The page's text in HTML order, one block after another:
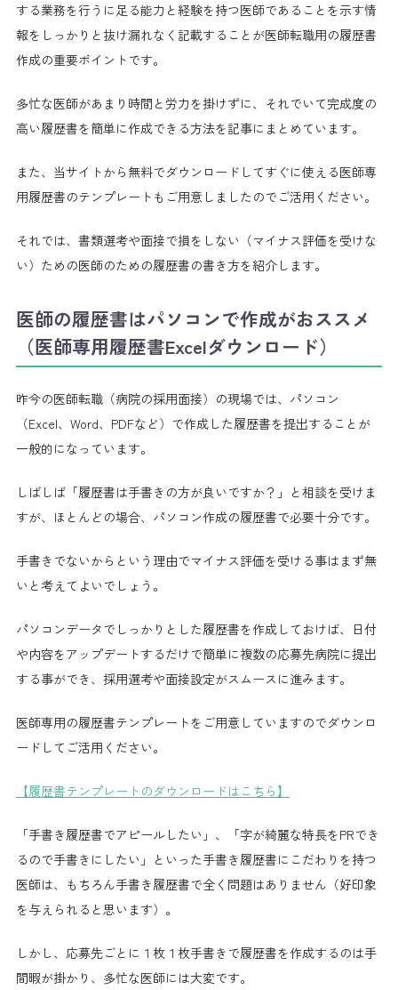
する業務を行うに足る能力と経験を持つ医師であることを示す情
報をしっかりと抜け漏れなく記載することが医師転職用の履歴書
作成の重要ポイントです。
多忙な医師があまり時間と労力を掛けずに、それでいて完成度の
高い履歴書を簡単に作成できる方法を記事にまとめています。
また、当サイトから無料でダウンロードしてすぐに使える医師専
用履歴書のテンプレートもご用意しましたのでご活用ください。
それでは、書類選考や面接で損をしない（マイナス評価を受けな
い）ための医師のための履歴書の書き方を紹介します。
医師の履歴書はパソコンで作成がおススメ
（医師専用履歴書Excelダウンロード）
昨今の医師転職（病院の採用面接）の現場では、パソコン
（Excel、Word、PDFなど）で作成した履歴書を提出することが
一般的になっています。
しばしば「履歴書は手書きの方が良いですか？」と相談を受けま
すが、ほとんどの場合、パソコン作成の履歴書で必要十分です。
手書きでないからという理由でマイナス評価を受ける事はまず無
いと考えてよいでしょう。
パソコンデータでしっかりとした履歴書を作成しておけば、日付
や内容をアップデートするだけで簡単に複数の応募先病院に提出
する事ができ、採用選考や面接設定がスムースに進みます。
医師専用の履歴書テンプレートをご用意していますのでダウンロ
ードしてご活用ください。
【履歴書テンプレートのダウンロードはこちら】
「手書き履歴書でアピールしたい」、「字が綺麗な特長をPRでき
るので手書きにしたい」といった手書き履歴書にこだわりを持つ
医師は、もちろん手書き履歴書で全く問題はありません（好印象
を与えられると思います）。
しかし、応募先ごとに１枚１枚手書きで履歴書を作成するのは手
間暇が掛かり、多忙な医師には大変です。